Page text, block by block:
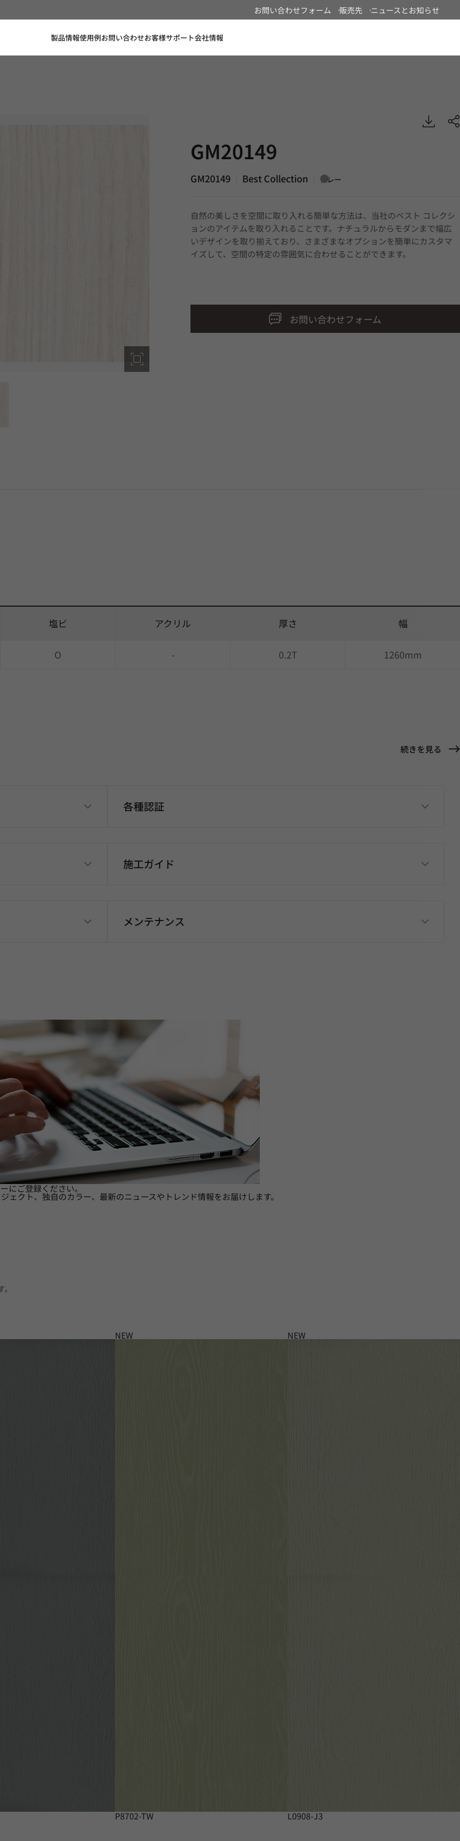
お問い合わせフォーム 販売先 ニュースとお知らせ
製品情報使用例お問い合わせお客様サポート会社情報
GM20149
GM20149 Best Collection グレー
自然の美しさを空間に取り入れる簡単な方法は、当社のベスト コレクシ
ョンのアイテムを取り入れることです。ナチュラルからモダンまで幅広
いデザインを取り揃えており、さまざまなオプションを簡単にカスタマ
イズして、空間の特定の雰囲気に合わせることができます。
お問い合わせフォーム
塩ビ アクリル 厚さ 幅
O - 0.2T 1260mm
続きを見る
各種認証
施工ガイド
メンテナンス
にご登録ください。
ェクト、独自のカラー、最新のニュースやトレンド情報をお届けします。
NEW
P8702-TW
NEW
L0908-J3